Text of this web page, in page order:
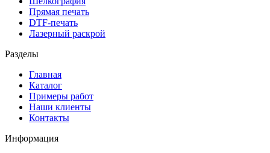
Прямая печать
DTF-печать
Лазерный раскрой
Разделы
Главная
Каталог
Примеры работ
Наши клиенты
Контакты
Информация